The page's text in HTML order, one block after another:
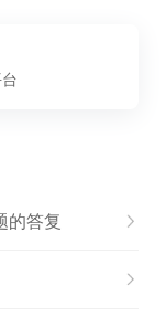
的答复